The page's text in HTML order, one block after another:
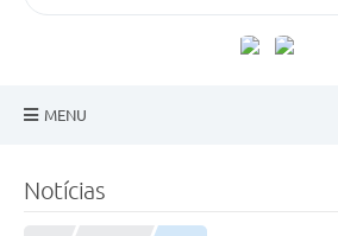
MENU
Notícias